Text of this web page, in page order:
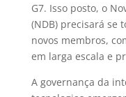
G7. Isso posto, o
(NDB) precisará se
novos membros,
em larga escala e
A governança da